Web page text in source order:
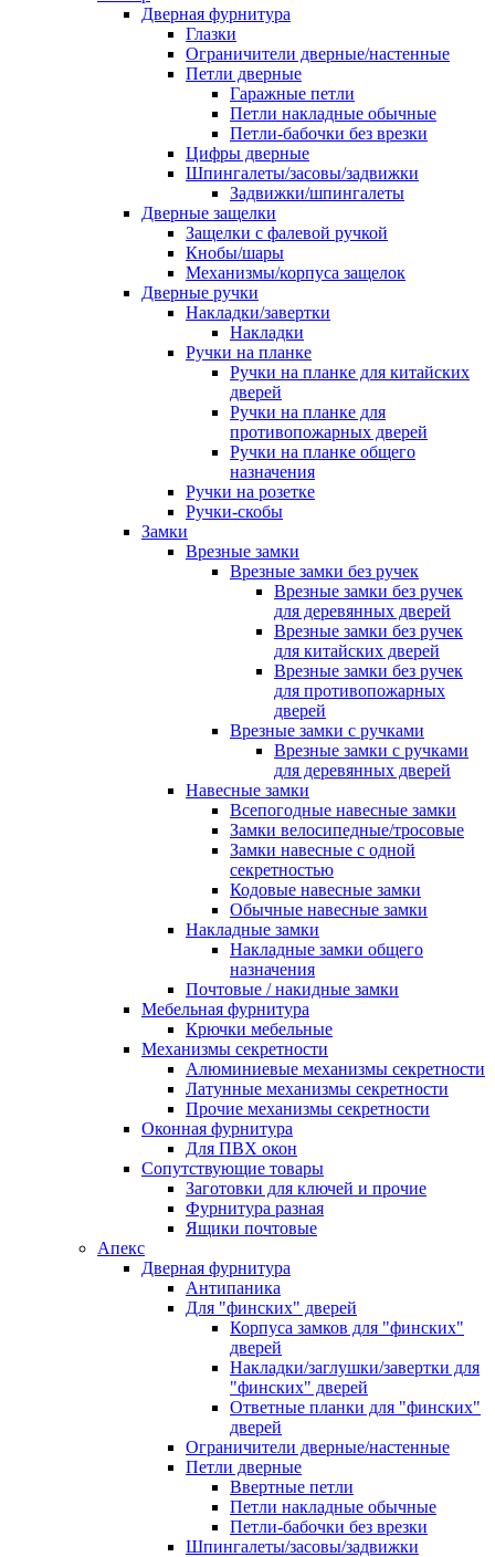
Дверная фурнитура
Глазки
Ограничители дверные/настенные
Петли дверные
Гаражные петли
Петли накладные обычные
Петли-бабочки без врезки
Цифры дверные
Шпингалеты/засовы/задвижки
Задвижки/шпингалеты
Дверные защелки
Защелки с фалевой ручкой
Кнобы/шары
Механизмы/корпуса защелок
Дверные ручки
Накладки/завертки
Накладки
Ручки на планке
Ручки на планке для китайских
дверей
Ручки на планке для
противопожарных дверей
Ручки на планке общего
назначения
Ручки на розетке
Ручки-скобы
Замки
Врезные замки
Врезные замки без ручек
Врезные замки без ручек
для деревянных дверей
Врезные замки без ручек
для китайских дверей
Врезные замки без ручек
для противопожарных
дверей
Врезные замки с ручками
Врезные замки с ручками
для деревянных дверей
Навесные замки
Всепогодные навесные замки
Замки велосипедные/тросовые
Замки навесные с одной
секретностью
Кодовые навесные замки
Обычные навесные замки
Накладные замки
Накладные замки общего
назначения
Почтовые / накидные замки
Мебельная фурнитура
Крючки мебельные
Механизмы секретности
Алюминиевые механизмы секретности
Латунные механизмы секретности
Прочие механизмы секретности
Оконная фурнитура
Для ПВХ окон
Сопутствующие товары
Заготовки для ключей и прочие
Фурнитура разная
Ящики почтовые
Апекс
Дверная фурнитура
Антипаника
Для "финских" дверей
Корпуса замков для "финских"
дверей
Накладки/заглушки/завертки для
"финских" дверей
Ответные планки для "финских"
дверей
Ограничители дверные/настенные
Петли дверные
Ввертные петли
Петли накладные обычные
Петли-бабочки без врезки
Шпингалеты/засовы/задвижки